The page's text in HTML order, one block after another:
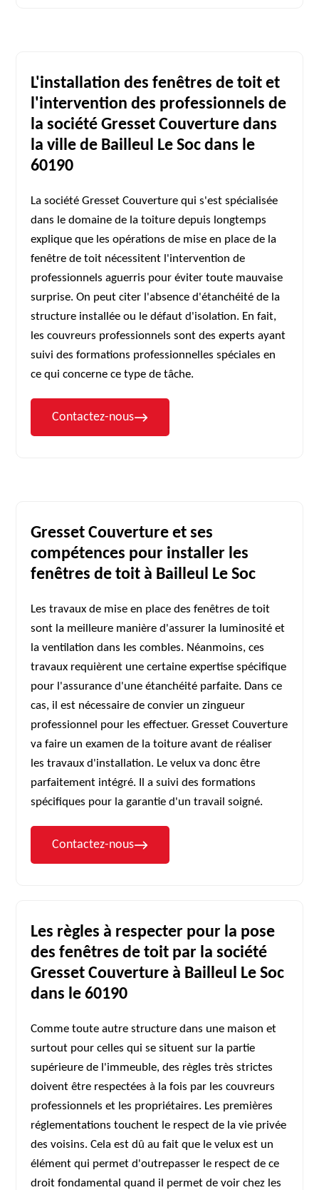
L'installation des fenêtres de toit et
l'intervention des professionnels de
la société Gresset Couverture dans
la ville de Bailleul Le Soc dans le
60190
La société Gresset Couverture qui s'est spécialisée
dans le domaine de la toiture depuis longtemps
explique que les opérations de mise en place de la
fenêtre de toit nécessitent l'intervention de
professionnels aguerris pour éviter toute mauvaise
surprise. On peut citer l'absence d'étanchéité de la
structure installée ou le défaut d'isolation. En fait,
les couvreurs professionnels sont des experts ayant
suivi des formations professionnelles spéciales en
ce qui concerne ce type de tâche.
Contactez-nous
Gresset Couverture et ses
compétences pour installer les
fenêtres de toit à Bailleul Le Soc
Les travaux de mise en place des fenêtres de toit
sont la meilleure manière d'assurer la luminosité et
la ventilation dans les combles. Néanmoins, ces
travaux requièrent une certaine expertise spécifique
pour l'assurance d'une étanchéité parfaite. Dans ce
cas, il est nécessaire de convier un zingueur
professionnel pour les effectuer. Gresset Couverture
va faire un examen de la toiture avant de réaliser
les travaux d'installation. Le velux va donc être
parfaitement intégré. Il a suivi des formations
spécifiques pour la garantie d'un travail soigné.
Contactez-nous
Les règles à respecter pour la pose
des fenêtres de toit par la société
Gresset Couverture à Bailleul Le Soc
dans le 60190
Comme toute autre structure dans une maison et
surtout pour celles qui se situent sur la partie
supérieure de l'immeuble, des règles très strictes
doivent être respectées à la fois par les couvreurs
professionnels et les propriétaires. Les premières
réglementations touchent le respect de la vie privée
des voisins. Cela est dû au fait que le velux est un
élément qui permet d'outrepasser le respect de ce
droit fondamental quand il permet de voir chez les